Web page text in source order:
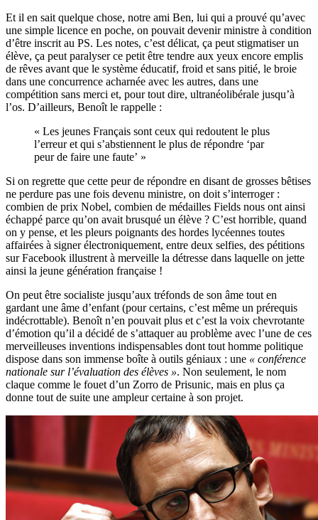
Et il en sait quelque chose, notre ami Ben, lui qui a prouvé qu’avec
une simple licence en poche, on pouvait devenir ministre à condition
d’être inscrit au PS. Les notes, c’est délicat, ça peut stigmatiser un
élève, ça peut paralyser ce petit être tendre aux yeux encore emplis
de rêves avant que le système éducatif, froid et sans pitié, le broie
dans une concurrence acharnée avec les autres, dans une
compétition sans merci et, pour tout dire, ultranéolibérale jusqu’à
l’os. D’ailleurs, Benoît le rappelle :
« Les jeunes Français sont ceux qui redoutent le plus
l’erreur et qui s’abstiennent le plus de répondre ‘par
peur de faire une faute’ »
Si on regrette que cette peur de répondre en disant de grosses bêtises
ne perdure pas une fois devenu ministre, on doit s’interroger :
combien de prix Nobel, combien de médailles Fields nous ont ainsi
échappé parce qu’on avait brusqué un élève ? C’est horrible, quand
on y pense, et les pleurs poignants des hordes lycéennes toutes
affairées à signer électroniquement, entre deux selfies, des pétitions
sur Facebook illustrent à merveille la détresse dans laquelle on jette
ainsi la jeune génération française !
On peut être socialiste jusqu’aux tréfonds de son âme tout en
gardant une âme d’enfant (pour certains, c’est même un prérequis
indécrottable). Benoît n’en pouvait plus et c’est la voix chevrotante
d’émotion qu’il a décidé de s’attaquer au problème avec l’une de ces
merveilleuses inventions indispensables dont tout homme politique
dispose dans son immense boîte à outils géniaux : une « conférence
nationale sur l’évaluation des élèves ». Non seulement, le nom
claque comme le fouet d’un Zorro de Prisunic, mais en plus ça
donne tout de suite une ampleur certaine à son projet.